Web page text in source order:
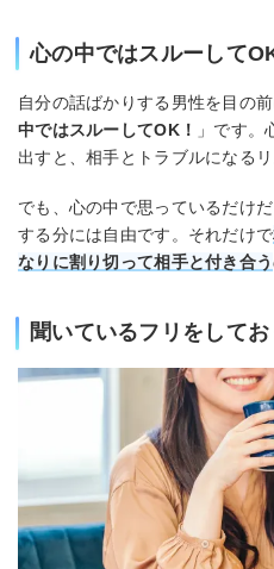
心の中ではスルーして
自分の話ばかりする男性を目の
中ではスルーしてOK！
」です。
出すと、相手とトラブルになる
でも、心の中で思っているだけ
する分には自由です。それだけで
なりに割り切って相手と付き合う
聞いているフリをしてお